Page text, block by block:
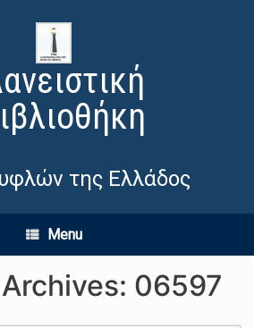
της Ελλάδος
Menu
06597